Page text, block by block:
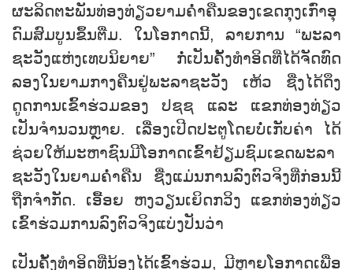
ຜະ​ລິດ​ຕະ​ພັນ​ທ່ອງ​ທ່ຽວ​ຍາມ​ຄ່ຳ​ຄືນ​ຂອງ​ເຂດ​ກຸງ​ເກົ່າ​ອຸ​
ດົມ​ສົມ​ບູນ​ຂຶ້ນ​ຕື່ມ. ໃນ​ໂອ​ກາດນີ້, ລາຍ​ການ “ພະ​ລາ​
ຊະ​ວັງ​ແຫ່ງ​ເທບ​ນິ​ຍາຍ” ກໍ່ເປັນ​ຄັ້ງ​ທຳ​ອິດ​ທີ່ໄດ້​ຈັດ​ທົດ​
ລອງ​ໃນ​ຍາມ​ກາງ​ຄືນ​ຢູ່​ພະ​ລາ​ຊະ​ວັງ ເຫ້ວ ຊື່ງໄດ້ດຶ​ງ​
ດູດ​ການ​ເຂົ້າ​ຮ່ວມ​ຂອງ ປ​ຊ​ຊ ແລະ ​ແຂກ​ທ່ອງ​ທ່ຽວ​
ເປັນ​ຈຳ​ນວນຫຼາຍ. ເລື່ອງ​ເປີດ​ປະ​ຕູ​ໂດຍບໍ່​ເກັບ​ຄ່າ ໄດ້​
ຊ່ວຍ​ໃຫ້​ມະ​ຫາ​ຊົນ​ມີ​ໂອ​ກາດ​ເຂົ້າ​ຢ້ຽມ​ຊົມ​ເຂດ​ພະ​ລາ​
ຊະ​ວັງ​ໃນຍາມ​ຄ່ຳ​ຄືນ ຊື່ງ​ແມ່ນ​ການ​ລົງ​ຕົວ​ຈິງ​ທີ່​ກ່ອນນີ້​
ຖືກ​ຈຳ​ກັດ. ເອື້ອຍ ຫງວຽນ​ເຍິດກວິງ ແຂກ​ທ່ອງ​ທ່ຽວ​
ເຂົ້າ​ຮ່ວມ​ການ​ລົງ​ຕົວ​ຈິງແບ່ງ​ປັນ​ວ່າ
ເປັນ​ຄັ້ງ​ທຳ​ອິດທີ່​ນ້ອງ​ໄດ້​ເຂົ້າ​ຮ່ວມ, ມີຫຼາຍ​ໂອ​ກາດ​ເພື່ອ​